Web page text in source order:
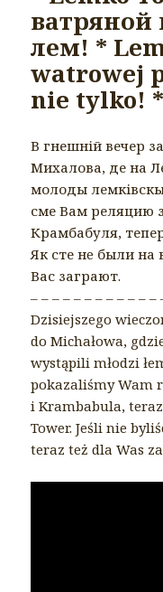
ватряной
лем! *
watrowej
nie tylko! *
В гнешній вечер
Михалова, де на
молоды
сме Вам реляцию
Крамбабуля,
Як сте нe были на
Вас заграют.
– – – – – – – – – – – –
Dzisiejszego
do Michałowa,
wystąpili młodzi
pokazaliśmy Wam
i Krambabula, teraz
Tower. Jeśli nie
teraz też dla Was